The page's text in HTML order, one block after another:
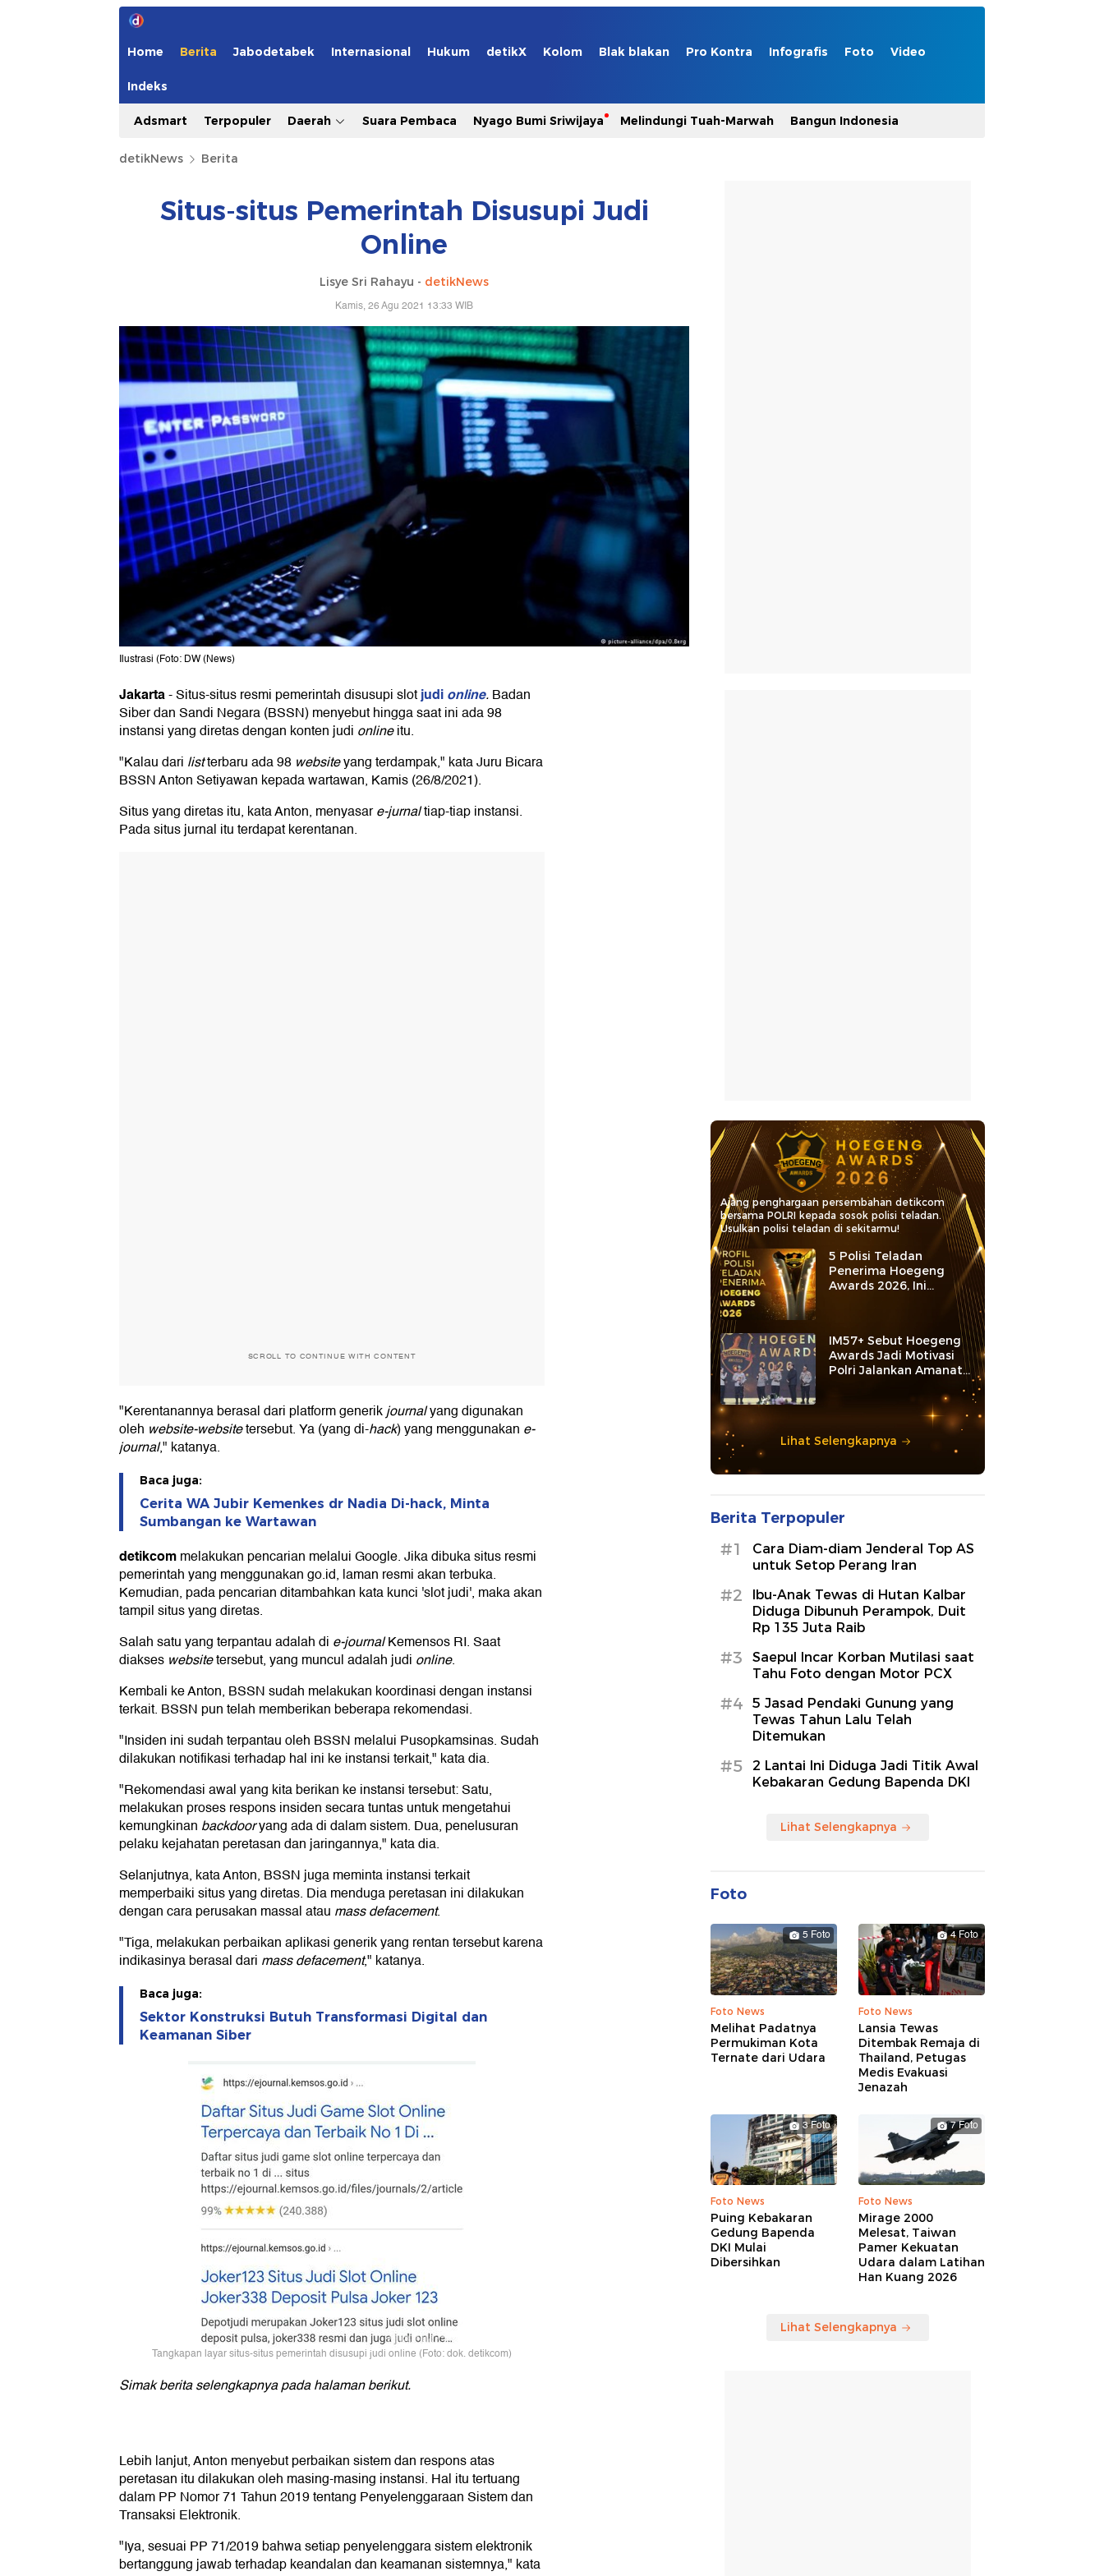
Home Berita Jabodetabek Internasional Hukum detikX Kolom Blak blakan Pro Kontra Infografis Foto Video
Indeks
Adsmart Terpopuler Daerah Suara Pembaca Nyago Bumi Sriwijaya Melindungi Tuah-Marwah Bangun Indonesia
detikNews Berita
Situs-situs Pemerintah Disusupi Judi
Online
Lisye Sri Rahayu - detikNews
Kamis, 26 Agu 2021 13:33 WIB
Ilustrasi (Foto: DW (News)
Jakarta-Situs-situs resmi pemerintah disusupi slotjudionline.Badan
Siber dan Sandi Negara (BSSN) menyebut hingga saat ini ada 98
instansi yang diretas dengan konten judi onlineitu.
"Kalau dari listterbaru ada 98 websiteyang terdampak," kata Juru Bicara
BSSN Anton Setiyawan kepada wartawan, Kamis (26/8/2021).
Situs yang diretas itu, kata Anton, menyasare-jurnaltiap-tiap instansi.
Pada situs jurnal itu terdapat kerentanan.
SCROLL TO CONTINUE WITH CONTENT
"Kerentanannya berasal dari platform generikjournalyang digunakan
oleh website-websitetersebut. Ya (yang di-hack) yang menggunakan e-
journal," katanya.
Baca juga:
Cerita WA Jubir Kemenkes dr Nadia Di-hack, Minta
Sumbangan ke Wartawan
detikcommelakukan pencarian melalui Google. Jika dibuka situs resmi
pemerintah yang menggunakan go.id, laman resmi akan terbuka.
Kemudian, pada pencarian ditambahkan kata kunci 'slot judi', maka akan
tampil situs yang diretas.
Salah satu yang terpantau adalah di e-journalKemensos RI. Saat
diakses websitetersebut, yang muncul adalah judi online.
Kembali ke Anton, BSSN sudah melakukan koordinasi dengan instansi
terkait. BSSN pun telah memberikan beberapa rekomendasi.
"Insiden ini sudah terpantau oleh BSSN melalui Pusopkamsinas. Sudah
dilakukan notifikasi terhadap hal ini ke instansi terkait," kata dia.
"Rekomendasi awal yang kita berikan ke instansi tersebut: Satu,
melakukan proses respons insiden secara tuntas untuk mengetahui
kemungkinan backdooryang ada di dalam sistem. Dua, penelusuran
pelaku kejahatan peretasan dan jaringannya," kata dia.
Selanjutnya, kata Anton, BSSN juga meminta instansi terkait
memperbaiki situs yang diretas. Dia menduga peretasan ini dilakukan
dengan cara perusakan massal atau mass defacement.
"Tiga, melakukan perbaikan aplikasi generik yang rentan tersebut karena
indikasinya berasal dari mass defacement," katanya.
Baca juga:
Sektor Konstruksi Butuh Transformasi Digital dan
Keamanan Siber
Tangkapan layar situs-situs pemerintah disusupi judi online (Foto: dok. detikcom)
Simak berita selengkapnya pada halaman berikut.
Lebih lanjut, Anton menyebut perbaikan sistem dan respons atas
peretasan itu dilakukan oleh masing-masing instansi. Hal itu tertuang
dalam PP Nomor 71 Tahun 2019 tentang Penyelenggaraan Sistem dan
Transaksi Elektronik.
"Iya, sesuai PP 71/2019 bahwa setiap penyelenggara sistem elektronik
bertanggung jawab terhadap keandalan dan keamanan sistemnya," kata
Ajang penghargaan persembahan detikcom
bersama POLRI kepada sosok polisi teladan.
Usulkan polisi teladan di sekitarmu!
5 Polisi Teladan
Penerima Hoegeng
Awards 2026, Ini
Kategori dan Kiprahnya
IM57+ Sebut Hoegeng
Awards Jadi Motivasi
Polri Jalankan Amanat
Lihat Selengkapnya
Berita Terpopuler
#1
Cara Diam-diam Jenderal Top AS
untuk Setop Perang Iran
#2
Ibu-Anak Tewas di Hutan Kalbar
Diduga Dibunuh Perampok, Duit
Rp 135 Juta Raib
#3
Saepul Incar Korban Mutilasi saat
Tahu Foto dengan Motor PCX
#4
5 Jasad Pendaki Gunung yang
Tewas Tahun Lalu Telah
Ditemukan
#5
2 Lantai Ini Diduga Jadi Titik Awal
Kebakaran Gedung Bapenda DKI
Lihat Selengkapnya
Foto
5 Foto
Foto News
Melihat Padatnya
Permukiman Kota
Ternate dari Udara
4 Foto
Foto News
Lansia Tewas
Ditembak Remaja di
Thailand, Petugas
Medis Evakuasi
Jenazah
3 Foto
Foto News
Puing Kebakaran
Gedung Bapenda
DKI Mulai
Dibersihkan
7 Foto
Foto News
Mirage 2000
Melesat, Taiwan
Pamer Kekuatan
Udara dalam Latihan
Han Kuang 2026
Lihat Selengkapnya